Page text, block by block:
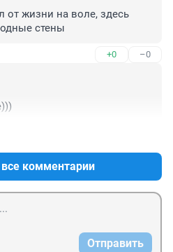
от жизни на воле, здесь
стены
+0 –0
комментарии
Отправить